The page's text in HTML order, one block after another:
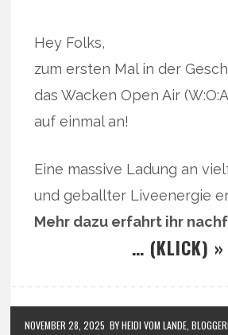
Hey Folks,
zum ersten Mal in der
das Wacken Open Air
auf einmal an!
Eine massive Ladung an
und geballter Liveenergie
Mehr dazu erfahrt ihr
… (KLICK) »
NOVEMBER 28, 2025 BY HEIDI VOM LANDE,